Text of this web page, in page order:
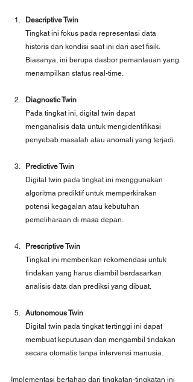
Descriptive Twin
Tingkat ini fokus pada representasi data
historis dan kondisi saat ini dari aset fisik.
Biasanya, ini berupa dasbor pemantauan yang
menampilkan status real-time.
Diagnostic Twin
Pada tingkat ini, digital twin dapat
menganalisis data untuk mengidentifikasi
penyebab masalah atau anomali yang terjadi.
Predictive Twin
Digital twin pada tingkat ini menggunakan
algoritma prediktif untuk memperkirakan
potensi kegagalan atau kebutuhan
pemeliharaan di masa depan.
Prescriptive Twin
Tingkat ini memberikan rekomendasi untuk
tindakan yang harus diambil berdasarkan
analisis data dan prediksi yang dibuat.
Autonomous Twin
Digital twin pada tingkat tertinggi ini dapat
membuat keputusan dan mengambil tindakan
secara otomatis tanpa intervensi manusia.
Implementasi bertahap dari tingkatan-tingkatan ini